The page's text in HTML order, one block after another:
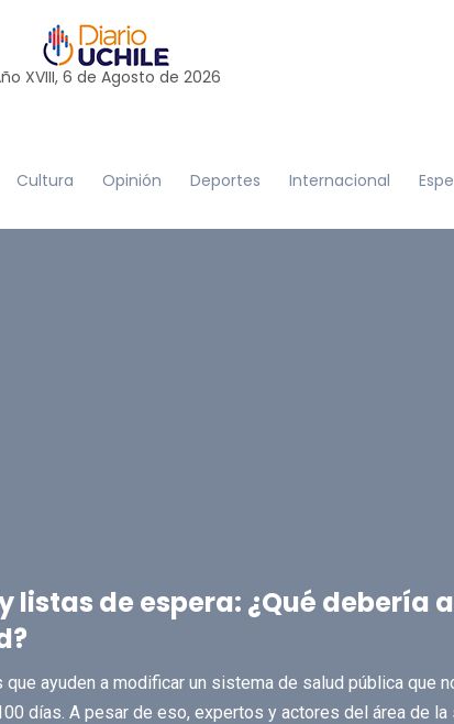
XVIII, 6 de Agosto de 2026
Cultura Opinión Deportes Internacional
listas de espera: ¿Qué debería
ayuden a modificar un sistema de salud pública que
días. A pesar de eso, expertos y actores del área de la